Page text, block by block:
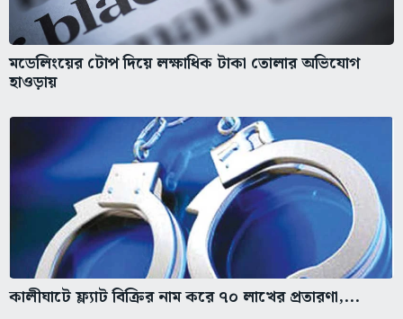
মডেলিংয়ের টোপ দিয়ে লক্ষাধিক টাকা তোলার অভিযোগ
হাওড়ায়
কালীঘাটে ফ্ল্যাট বিক্রির নাম করে ৭০ লাখের প্রতারণা,...